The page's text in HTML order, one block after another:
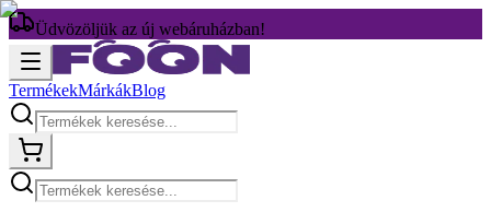
Üdvözöljük az új webáruházban!
TermékekMárkákBlog